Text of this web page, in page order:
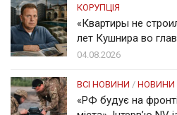
КОРУПЦІЯ
«Квартиры не
лет Кушнира во
04.08.2026
ВСІ НОВИНИ / НОВИНИ
«РФ будує на